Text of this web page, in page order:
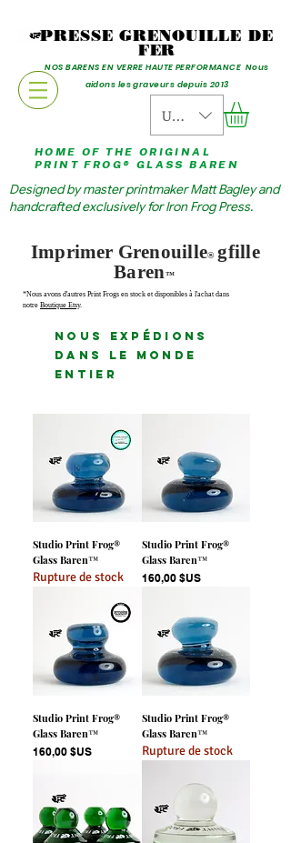
PRESSE GRENOUILLE DE
FER
NOS BARENS EN VERRE HAUTE PERFORMANCE Nous
aidons les graveurs depuis 2013
USD ($)
HOME OF THE ORIGINAL
PRINT FROG® GLASS BAREN
Designed by master printmaker Matt Bagley and
handcrafted exclusively for Iron Frog Press.
Imprimer Grenouille® gfille
Baren™
*Nous avons d'autres Print Frogs en stock et disponibles à l'achat dans
notre Boutique Etsy.
Nous expédions
dans le monde
entier
Studio Print Frog®
Glass Baren™
Rupture de stock
Studio Print Frog®
Glass Baren™
Prix
160,00 $US
Studio Print Frog®
Glass Baren™
Prix
160,00 $US
Studio Print Frog®
Glass Baren™
Rupture de stock